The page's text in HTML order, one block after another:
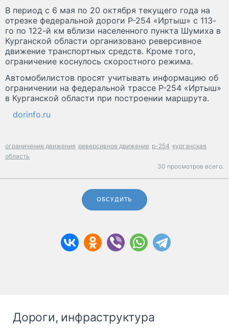
В период с 6 мая по 20 октября текущего года на
отрезке федеральной дороги Р-254 «Иртыш» с 113-
го по 122-й км вблизи населенного пункта Шумиха в
Курганской области организовано реверсивное
движение транспортных средств. Кроме того,
ограничение коснулось скоростного режима.
Автомобилистов просят учитывать информацию об
ограничении на федеральной трассе Р-254 «Иртыш»
в Курганской области при построении маршрута.
dorinfo.ru
ограничение движения реверсивное движение р-254 курганская
область
30 просмотров всего.
ОБСУДИТЬ
Дороги, инфраструктура